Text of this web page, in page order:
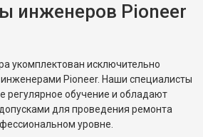
инженеров Pioneer
укомплектован исключительно
Pioneer. Наши специалисты
регулярное обучение и обладают
для проведения ремонта
уровне.